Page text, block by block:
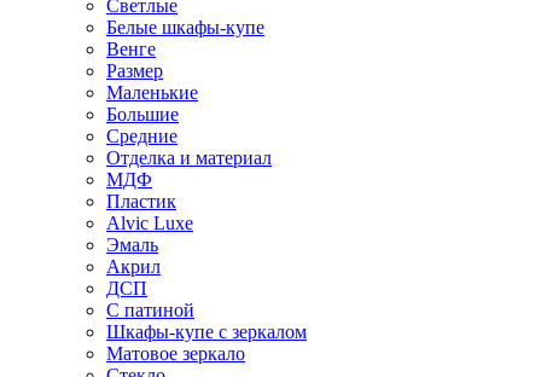
Светлые
Белые шкафы-купе
Венге
Размер
Маленькие
Большие
Средние
Отделка и материал
МДФ
Пластик
Alvic Luxe
Эмаль
Акрил
ДСП
С патиной
Шкафы-купе с зеркалом
Матовое зеркало